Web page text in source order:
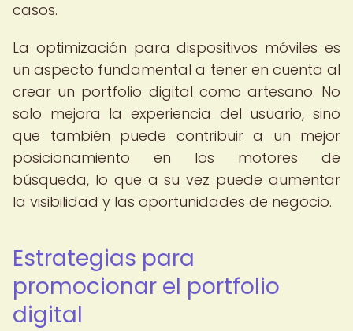
casos.
La optimización para dispositivos móviles es
un aspecto fundamental a tener en cuenta al
crear un portfolio digital como artesano. No
solo mejora la experiencia del usuario, sino
que también puede contribuir a un mejor
posicionamiento en los motores de
búsqueda, lo que a su vez puede aumentar
la visibilidad y las oportunidades de negocio.
Estrategias para
promocionar el portfolio
digital